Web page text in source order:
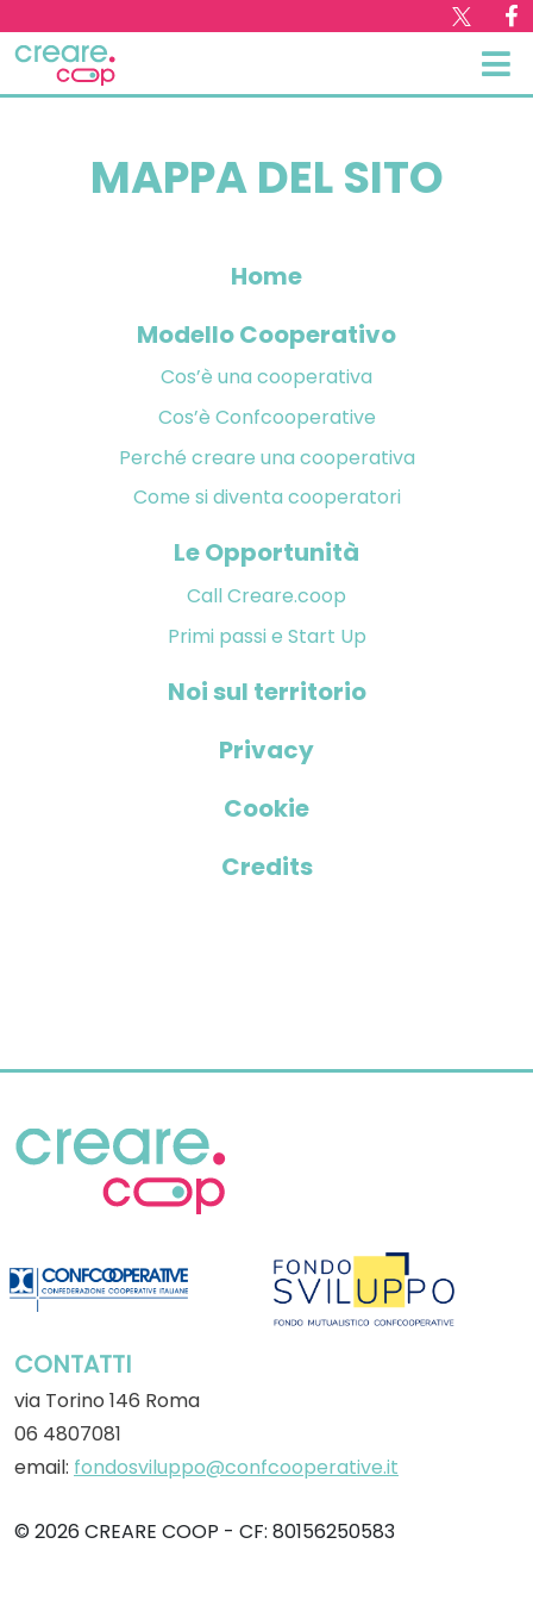
MAPPA DEL SITO
Home
Modello Cooperativo
Cos’è una cooperativa
Cos’è Confcooperative
Perché creare una cooperativa
Come si diventa cooperatori
Le Opportunità
Call Creare.coop
Primi passi e Start Up
Noi sul territorio
Privacy
Cookie
Credits
CONTATTI
via Torino 146 Roma
06 4807081
email: fondosviluppo@confcooperative.it
© 2026 CREARE COOP - CF: 80156250583